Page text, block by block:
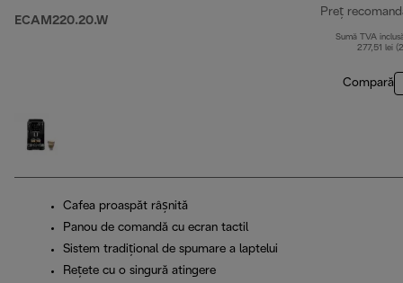
ECAM220.20.W
Preț
Sumă TVA
277,51 lei
Compară
Cafea proaspăt râșnită
Panou de comandă cu ecran tactil
Sistem tradițional de spumare a laptelui
Rețete cu o singură atingere